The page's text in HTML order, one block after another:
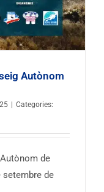
Autònom
Categories:
de
setembre de